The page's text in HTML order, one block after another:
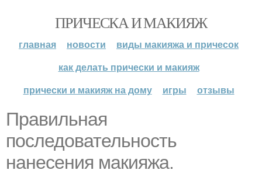
ПРИЧЕСКА И МАКИЯЖ
главная новости
виды макияжа и причесок
как делать прически и макияж
прически и макияж на дому
игры отзывы
Правильная
последовательность
нанесения макияжа.